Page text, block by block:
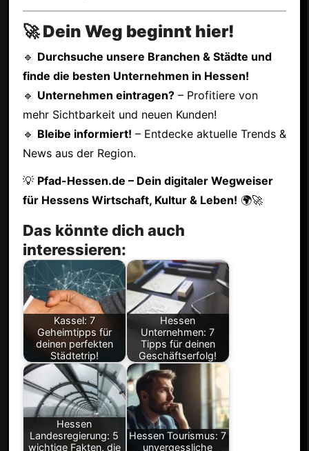
🚀 Dein Weg beginnt hier!
🔹 Durchsuche unsere Branchen & Städte und
finde die besten Unternehmen in Hessen!
🔹 Unternehmen eintragen?– Profitiere von
mehr Sichtbarkeit und neuen Kunden!
🔹 Bleibe informiert! – Entdecke aktuelle Trends &
News aus der Region.
💡 Pfad-Hessen.de – Dein digitaler Wegweiser
für Hessens Wirtschaft, Kultur & Leben! 🌍🚀
Das könnte dich auch
interessieren:
Kassel: 7
Geheimtipps für
deinen perfekten
Städtetrip!
Hessen
Unternehmen: 7
Tipps für deinen
Geschäftserfolg!
Hessen
Landesregierung: 5
wichtige Fakten, die
Hessen Tourismus: 7
unvergessliche